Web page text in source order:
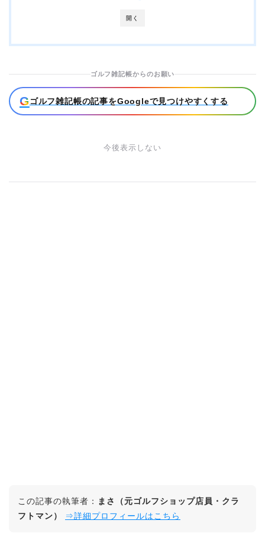
開く
ゴルフ雑記帳からのお願い
G ゴルフ雑記帳の記事をGoogleで見つけやすくする
今後表示しない
この記事の執筆者：
まさ（元ゴルフショップ店員・クラ
フトマン）
⇒詳細プロフィールはこちら